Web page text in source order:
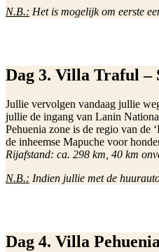
N.B.: Het is mogelijk om eerste
Dag 3. Villa Traful –
Jullie vervolgen vandaag jullie
jullie de ingang van Lanin
Pehuenia zone is de regio van de
de inheemse Mapuche voor
Rijafstand: ca. 298 km, 40 km
N.B.: Indien jullie met de
Dag 4. Villa